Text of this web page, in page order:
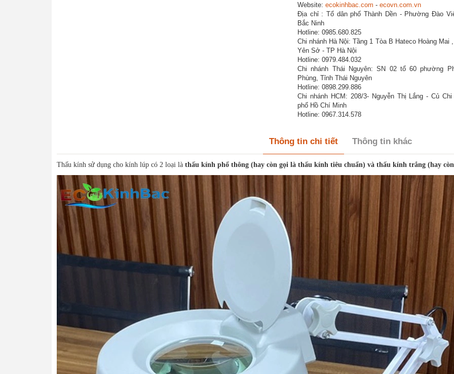
Website: ecokinhbac.com - ecovn.com.vn
Địa chỉ : Tổ dân phố Thành Dền - Phường Đào
Bắc Ninh
Hotline: 0985.680.825
Chi nhánh Hà Nội: Tầng 1 Tòa B Hateco Hoàng Mai
Yên Sở - TP Hà Nội
Hotline: 0979.484.032
Chi nhánh Thái Nguyên: SN 02 tổ 60 phường
Phùng, Tỉnh Thái Nguyên
Hotline: 0898.299.886
Chi nhánh HCM: 208/3- Nguyễn Thị Lắng - Củ
phố Hồ Chí Minh
Hotline: 0967.314.578
Thông tin chi tiết Thông tin khác
Thấu kính sử dụng cho kính lúp có 2 loại là thấu kính phổ thông (hay còn gọi là thấu kính tiêu chuẩn) và thấu kính trắng (hay